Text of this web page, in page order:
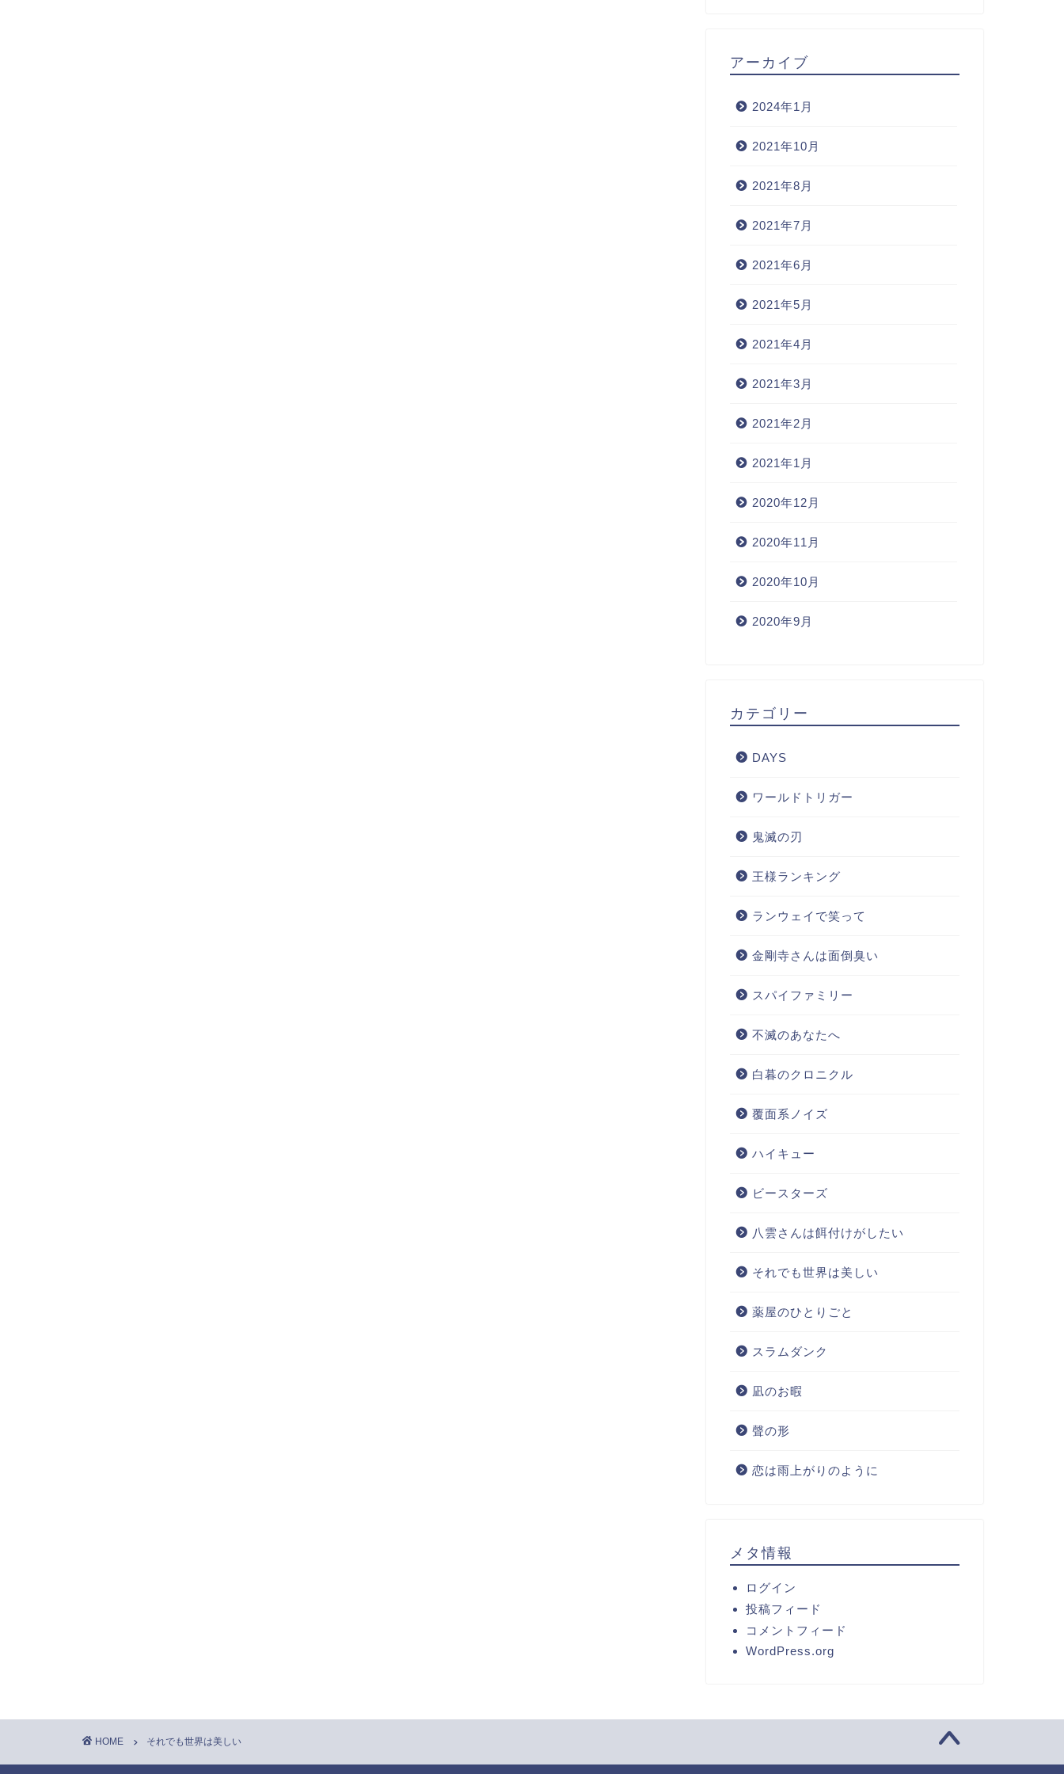
アーカイブ
2024年1月
2021年10月
2021年8月
2021年7月
2021年6月
2021年5月
2021年4月
2021年3月
2021年2月
2021年1月
2020年12月
2020年11月
2020年10月
2020年9月
カテゴリー
DAYS
ワールドトリガー
鬼滅の刃
王様ランキング
ランウェイで笑って
金剛寺さんは面倒臭い
スパイファミリー
不滅のあなたへ
白暮のクロニクル
覆面系ノイズ
ハイキュー
ビースターズ
八雲さんは餌付けがしたい
それでも世界は美しい
薬屋のひとりごと
スラムダンク
凪のお暇
聲の形
恋は雨上がりのように
メタ情報
ログイン
投稿フィード
コメントフィード
WordPress.org
HOME それでも世界は美しい